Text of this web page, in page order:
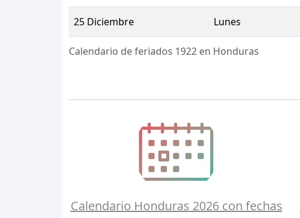
Calendario de feriados 1922 en Honduras
25 Diciembre Lunes
Calendario Honduras 2026 con fechas